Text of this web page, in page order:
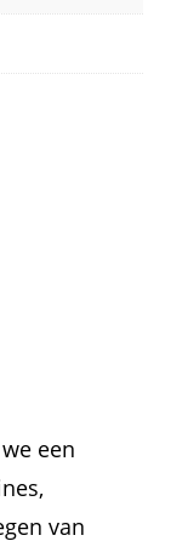
een
van